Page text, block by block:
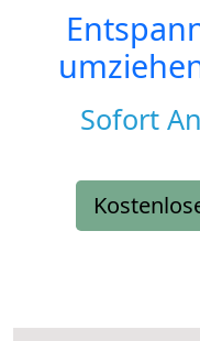
Sofort